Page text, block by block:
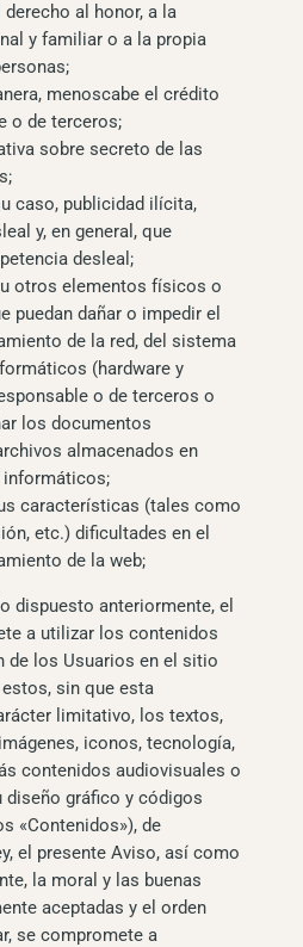
al honor, a la
y familiar o a la propia
menoscabe el crédito
o de terceros;
sobre secreto de las
caso, publicidad ilícita,
y, en general, que
desleal;
otros elementos físicos o
puedan dañar o impedir el
de la red, del sistema
(hardware y
o de terceros o
los documentos
almacenados en
características (tales como
etc.) dificultades en el
de la web;
dispuesto anteriormente, el
a utilizar los contenidos
de los Usuarios en el sitio
sin que esta
limitativo, los textos,
iconos, tecnología,
contenidos audiovisuales o
gráfico y códigos
«Contenidos»), de
el presente Aviso, así como
la moral y las buenas
aceptadas y el orden
se compromete a